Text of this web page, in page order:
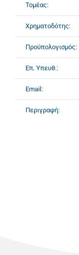
Τομέας:
Χρηματοδότης:
Προϋπολογισμός:
Επ. Υπευθ.:
Email:
Περιγραφή: